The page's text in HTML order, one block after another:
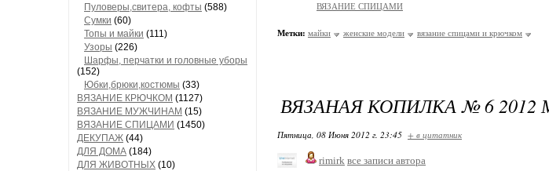
Пуловеры,свитера, кофты (588)
Сумки (60)
Топы и майки (111)
Узоры (226)
Шарфы, перчатки и головные уборы
(152)
Юбки,брюки,костюмы (33)
ВЯЗАНИЕ КРЮЧКОМ (1127)
ВЯЗАНИЕ МУЖЧИНАМ (15)
ВЯЗАНИЕ СПИЦАМИ (1450)
ДЕКУПАЖ (44)
ДЛЯ ДОМА (184)
ДЛЯ ЖИВОТНЫХ (10)
ВЯЗАНИЕ СПИЦАМИ
Метки: майки женские модели вязание спицами и крючком
ВЯЗАНАЯ КОПИЛКА № 6
Пятница, 08 Июня 2012 г. 23:45 + в цитатник
rimirk все записи автора